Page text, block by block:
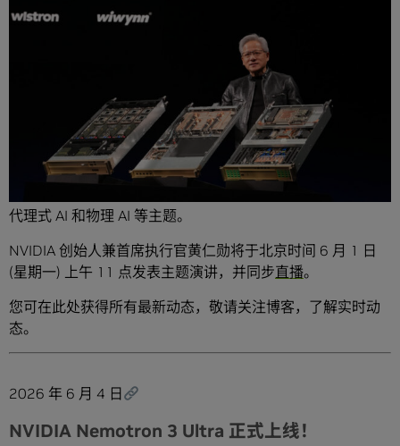
分享
在 COMPUTEX 期间举办的 NVIDIA GTC 台北大会上，全球
开发者、研究人员和行业领导者齐聚一堂，深入探讨正在影
代理式 AI 和物理 AI 等主题。
NVIDIA 创始人兼首席执行官黄仁勋将于北京时间 6 月 1 日
(星期一) 上午 11 点发表主题演讲，并同步直播。
您可在此处获得所有最新动态，敬请关注博客，了解实时动
态。
2026 年 6 月 4 日
NVIDIA Nemotron 3 Ultra 正式上线！